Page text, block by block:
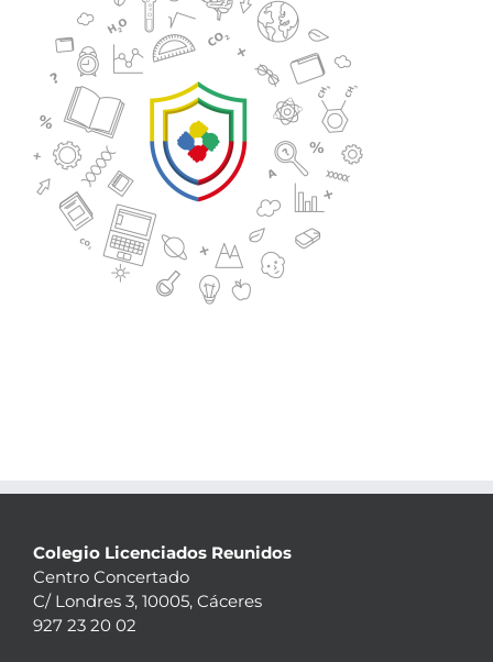
Colegio Licenciados Reunidos
Centro Concertado
C/ Londres 3, 10005, Cáceres
927 23 20 02